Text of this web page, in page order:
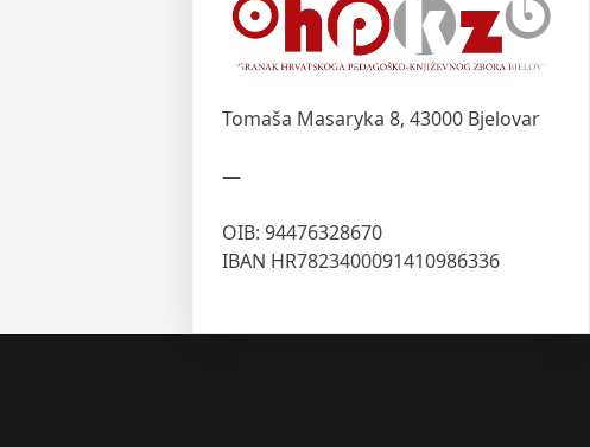
Tomaša Masaryka 8, 43000 Bjelovar
—
OIB: 94476328670
IBAN HR7823400091410986336